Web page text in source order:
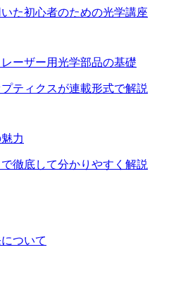
た初心者のための光学講座
ーザー用光学部品の基礎
ティクスが連載形式で解説
力
徹底して分かりやすく解説
ついて